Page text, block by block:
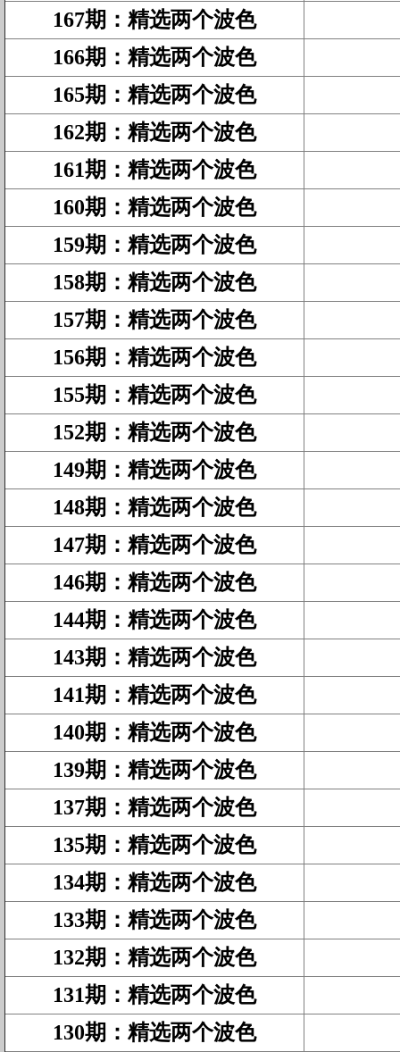
167期 ： 精选两个波色
166期 ： 精选两个波色
165期 ： 精选两个波色
162期 ： 精选两个波色
161期 ： 精选两个波色
160期 ： 精选两个波色
159期 ： 精选两个波色
158期 ： 精选两个波色
157期 ： 精选两个波色
156期 ： 精选两个波色
155期 ： 精选两个波色
152期 ： 精选两个波色
149期 ： 精选两个波色
148期 ： 精选两个波色
147期 ： 精选两个波色
146期 ： 精选两个波色
144期 ： 精选两个波色
143期 ： 精选两个波色
141期 ： 精选两个波色
140期 ： 精选两个波色
139期 ： 精选两个波色
137期 ： 精选两个波色
135期 ： 精选两个波色
134期 ： 精选两个波色
133期 ： 精选两个波色
132期 ： 精选两个波色
131期 ： 精选两个波色
130期 ： 精选两个波色